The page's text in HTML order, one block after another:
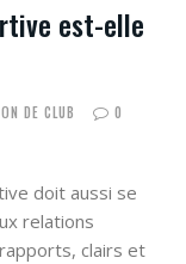
est-elle
DE CLUB 0
doit aussi se
relations
clairs et